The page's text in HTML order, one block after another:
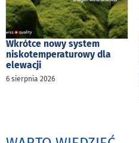
Wkrótce nowy system
niskotemperaturowy dla
elewacji
6 sierpnia 2026